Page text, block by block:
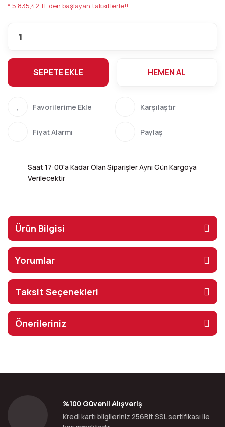
* 5.835,42 TL den başlayan taksitlerle!!
SEPETE EKLE HEMEN AL
Karşılaştır
Fiyat Alarmı Paylaş
Saat 17:00'a Kadar Olan Siparişler Aynı Gün Kargoya
Verilecektir
Ürün Bilgisi
Yorumlar
Taksit Seçenekleri
Önerileriniz
%100 Güvenli Alışveriş
Kredi kartı bilgileriniz 256Bit SSL sertifikası ile